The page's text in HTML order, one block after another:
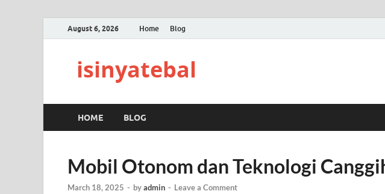
August 6, 2026 Home Blog
isinyatebal
HOME BLOG
Mobil Otonom dan Teknologi
March 18, 2025 - byadmin - Leave a Comment